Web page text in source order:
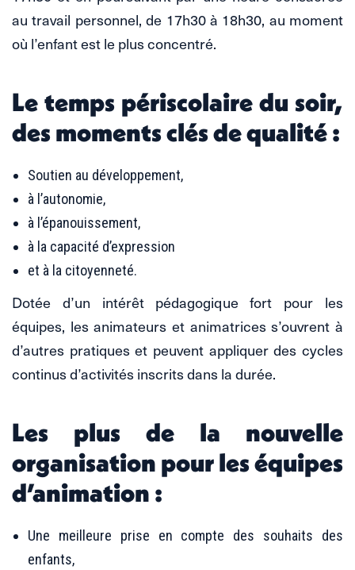
au travail personnel, de 17h30 à 18h30, au moment
où l’enfant est le plus concentré.
Le temps périscolaire du soir,
des moments clés de qualité :
Soutien au développement,
à l’autonomie,
à l’épanouissement,
à la capacité d’expression
et à la citoyenneté.
Dotée d’un intérêt pédagogique fort pour les
équipes, les animateurs et animatrices s’ouvrent à
d’autres pratiques et peuvent appliquer des cycles
continus d’activités inscrits dans la durée.
Les plus de la nouvelle
organisation pour les équipes
d’animation :
Une meilleure prise en compte des souhaits des
enfants,